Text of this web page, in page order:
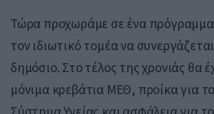
Τώρα προχωράμε σε ένα
τον ιδιωτικό τομέα να
δημόσιο. Στο τέλος της χρονιάς θα
μόνιμα κρεβάτια ΜΕΘ, προίκα για